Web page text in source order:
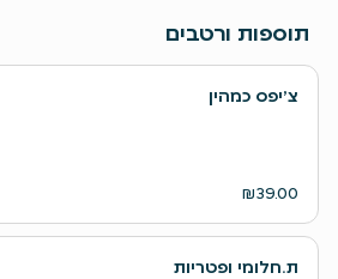
תוספות ורטבים
צ׳יפס כמהין
₪39.00
ת.חלומי ופטריות